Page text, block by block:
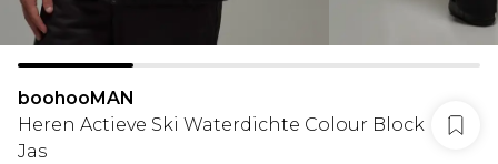
boohooMAN
Heren Actieve Ski Waterdichte Colour Block
Jas